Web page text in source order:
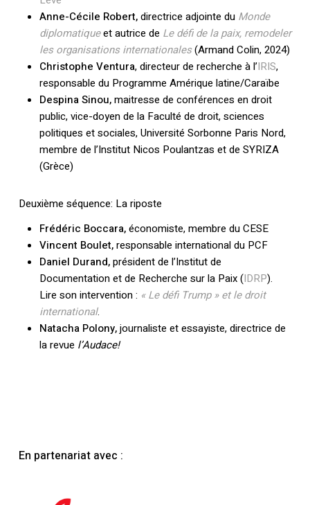
Anne-Cécile Robert,directrice adjointe du Monde
diplomatiqueet autrice de Le défi de la paix, remodeler
les organisations internationales(Armand Colin, 2024)
Christophe Ventura, directeur de recherche à l’IRIS,
responsable du Programme Amérique latine/Caraïbe
Despina Sinou,maitresse de conférences en droit
public, vice-doyen de la Faculté de droit, sciences
politiques et sociales, Université Sorbonne Paris Nord,
membre de l’Institut Nicos Poulantzas et de SYRIZA
(Grèce)
Deuxième séquence: La riposte
Frédéric Boccara,économiste, membre du CESE
Vincent Boulet,responsable international du PCF
Daniel Durand,président de l’Institut de
Documentation et de Recherche sur la Paix (IDRP).
Lire son intervention : « Le défi Trump » et le droit
international.
Natacha Polony,journaliste et essayiste, directrice de
la revue l’Audace!
En partenariat avec :